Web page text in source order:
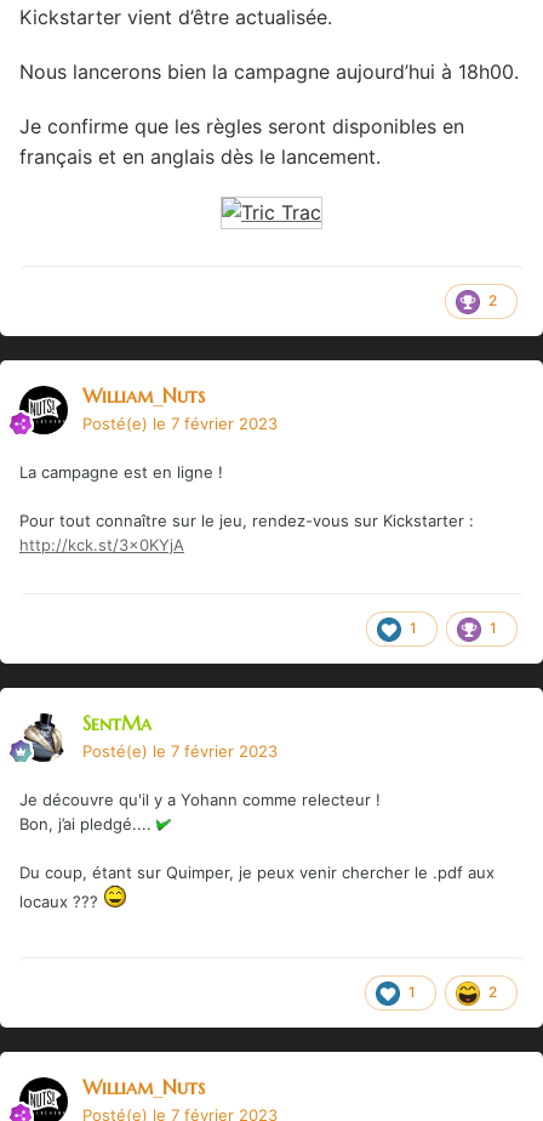
Kickstarter vient d’être actualisée.
Nous lancerons bien la campagne aujourd’hui à 18h00.
Je confirme que les règles seront disponibles en
français et en anglais dès le lancement.
2
William_Nuts
Posté(e) le 7 février 2023
La campagne est en ligne !
Pour tout connaître sur le jeu, rendez-vous sur Kickstarter :
http://kck.st/3x0KYjA
1 1
SentMa
Posté(e) le 7 février 2023
Je découvre qu'il y a Yohann comme relecteur !
Bon, j’ai pledgé....
Du coup, étant sur Quimper, je peux venir chercher le .pdf aux
locaux ???
1 2
William_Nuts
Posté(e) le 7 février 2023